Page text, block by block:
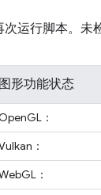
次运行脚本。未
图形功能状态
：
：
：